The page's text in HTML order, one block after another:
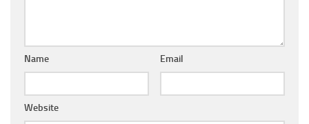
Name Email
Website